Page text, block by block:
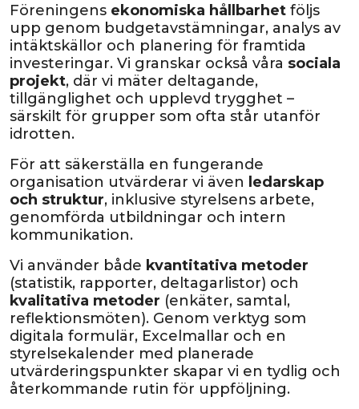
Föreningens ekonomiska hållbarhet följs
upp genom budgetavstämningar, analys av
intäktskällor och planering för framtida
investeringar. Vi granskar också våra sociala
projekt, där vi mäter deltagande,
tillgänglighet och upplevd trygghet –
särskilt för grupper som ofta står utanför
idrotten.
För att säkerställa en fungerande
organisation utvärderar vi även ledarskap
och struktur, inklusive styrelsens arbete,
genomförda utbildningar och intern
kommunikation.
Vi använder både kvantitativa metoder
(statistik, rapporter, deltagarlistor) och
kvalitativa metoder (enkäter, samtal,
reflektionsmöten). Genom verktyg som
digitala formulär, Excelmallar och en
styrelsekalender med planerade
utvärderingspunkter skapar vi en tydlig och
återkommande rutin för uppföljning.